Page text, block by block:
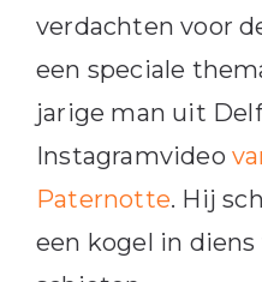
verdachten voor
een speciale
jarige man uit
Instagramvideo
Paternotte. Hij
een kogel in